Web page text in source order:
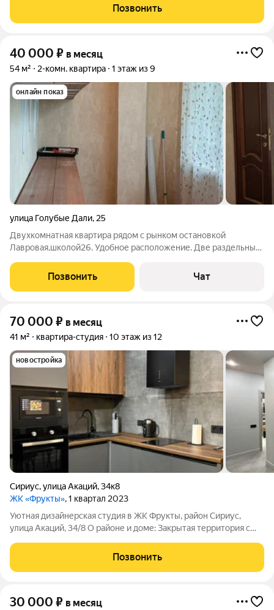
оплачиваются отдельно. По условиям проживания: можно с
детьми, можно с питомцами.
Позвонить
40 000 ₽ в месяц
54 м² 2-комн. квартира 1 этаж из 9
онлайн показ
улица Голубые Дали, 25
Двухкомнатная квартира рядом с рынком остановкой
Лавровая,школой26. Удобное расположение. Две раздельные
Позвонить Чат
70 000 ₽ в месяц
41 м² квартира-студия 10 этаж из 12
новостройка
Сириус,улица Акаций,34к8
ЖК «Фрукты», 1 квартал 2023
Уютная дизайнерская студия в ЖК Фрукты, район Сириус,
улица Акаций, 34/8 О районе и доме: Закрытая территория с
Спортплощадки во дворе До моря - 20 минут пешком. Внутри:
свежий дизайнерский ремонт,
Позвонить
30 000 ₽ в месяц